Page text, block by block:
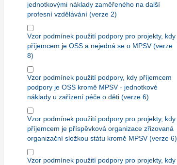
jednotkovými náklady zaměřeného na další
profesní vzdělávání (verze 2)
Vzor podmínek použití podpory pro projekty, kdy
příjemcem je OSS a nejedná se o MPSV (verze
8)
Vzor podmínek použití podpory, kdy příjemcem
podpory je OSS kromě MPSV - jednotkové
náklady u zařízení péče o děti (verze 6)
Vzor podmínek použití podpory pro projekty, kdy
příjemcem je příspěvková organizace zřizovaná
organizační složkou státu kromě MPSV (verze 6)
Vzor podmínek použití podpory pro projekty, kdy